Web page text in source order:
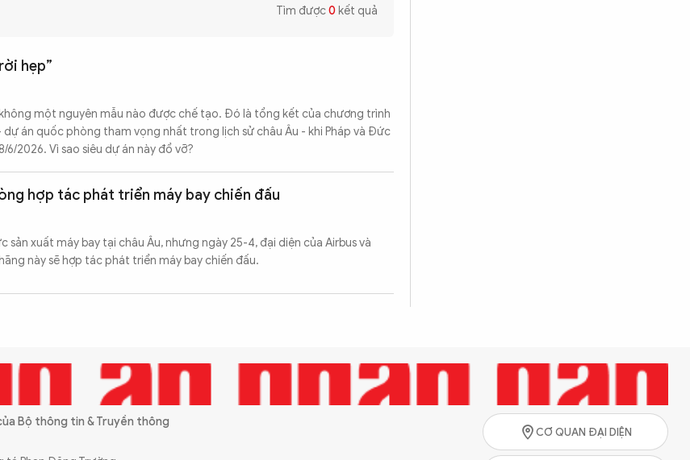
Tìm được0 kết quả
hẹp”
một nguyên mẫu nào được chế tạo. Đó là tổng kết của chương trình
dự án quốc phòng tham vọng nhất trong lịch sử châu Âu - khi Pháp và Đức
2026. Vì sao siêu dự án này đổ vỡ?
hợp tác phát triển máy bay chiến đấu
sản xuất máy bay tại châu Âu, nhưng ngày 25-4, đại diện của Airbus và
này sẽ hợp tác phát triển máy bay chiến đấu.
Bộ thông tin & Truyền thông
CƠ QUAN ĐẠI DIỆN